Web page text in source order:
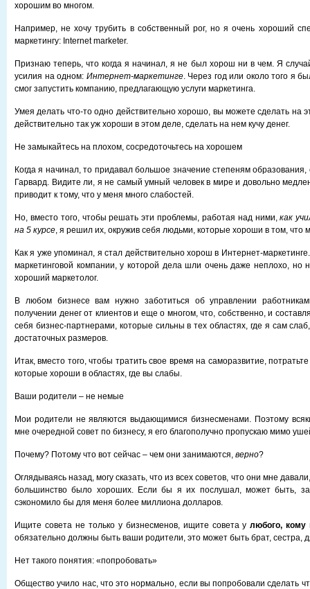
хорошим во многом.
Например, не хочу трубить в собственный рог, но я очень хороший
маркетингу: Internet marketer.
Признаю теперь, что когда я начинал, я не был хорош ни в чем. Я
усилия на одном: Интернет-маркетинге. Через год или около того я
смог запустить компанию, предлагающую услуги маркетинга.
Умея делать что-то одно действительно хорошо, вы можете сделать на
действительно так уж хороши в этом деле, сделать на нем кучу денег.
Не замыкайтесь на плохом, сосредоточьтесь на хорошем
Когда я начинал, то придавал большое значение степеням
Гарвард. Видите ли, я не самый умный человек в мире и довольно
приводит к тому, что у меня много слабостей.
Но, вместо того, чтобы решать эти проблемы, работая над ними,как
на 5 курсе, я решил их, окружив себя людьми, которые хороши в том, что
Как я уже упоминал, я стал действительно хорош в Интернет-
маркетинговой компании, у которой дела шли очень даже неплохо, но
хороший маркетолог.
В любом бизнесе вам нужно заботиться об управлении
получении денег от клиентов и еще о многом, что, собственно, и
себя бизнес-партнерами, которые сильны в тех областях, где я сам
достаточных размеров.
Итак, вместо того, чтобы тратить свое время на саморазвитие,
которые хороши в областях, где вы слабы.
Ваши родители – не немые
Мои родители не являются выдающимися бизнесменами. Поэтому
мне очередной совет по бизнесу, я его благополучно пропускаю мимо
Почему? Потому что вот сейчас – чем они занимаются, верно?
Оглядываясь назад, могу сказать, что из всех советов, что они мне
большинство было хороших. Если бы я их послушал, может быть,
сэкономило бы для меня более миллиона долларов.
Ищите совета не только у бизнесменов, ищите совета улюбого, кому
обязательно должны быть ваши родители, это может быть брат, сестра,
Нет такого понятия: «попробовать»
Общество учило нас, что это нормально, если вы попробовали сделать